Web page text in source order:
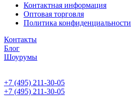
Контактная информация
Оптовая торговля
Политика конфиденциальности
Контакты
Блог
Шоурумы
+7 (495) 211-30-05
+7 (495) 211-30-05